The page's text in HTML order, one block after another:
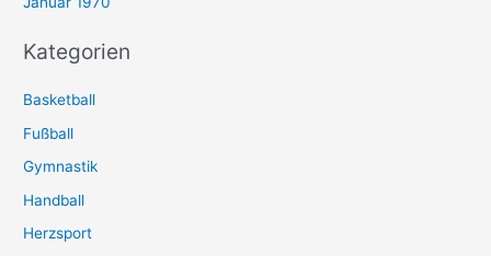
Kategorien
Basketball
Fußball
Gymnastik
Handball
Herzsport